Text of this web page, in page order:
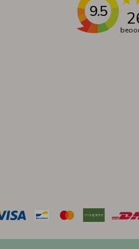
9.5